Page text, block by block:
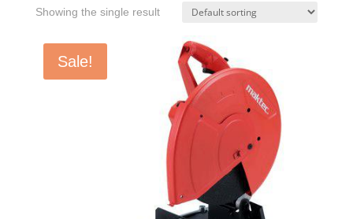
Showing the single result
Sale!